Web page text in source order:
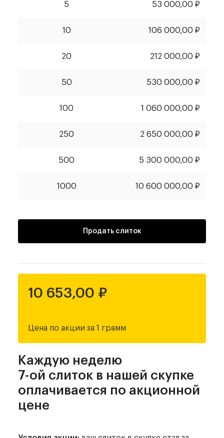
5 53 000,00 ₽
10 106 000,00 ₽
20 212 000,00 ₽
50 530 000,00 ₽
100 1 060 000,00 ₽
250 2 650 000,00 ₽
500 5 300 000,00 ₽
1000 10 600 000,00 ₽
Продать слиток
10 653,00 ₽
Цена по акции за 1 грамм
Каждую неделю
7-ой слиток в нашей скупке
оплачивается по акционной
цене